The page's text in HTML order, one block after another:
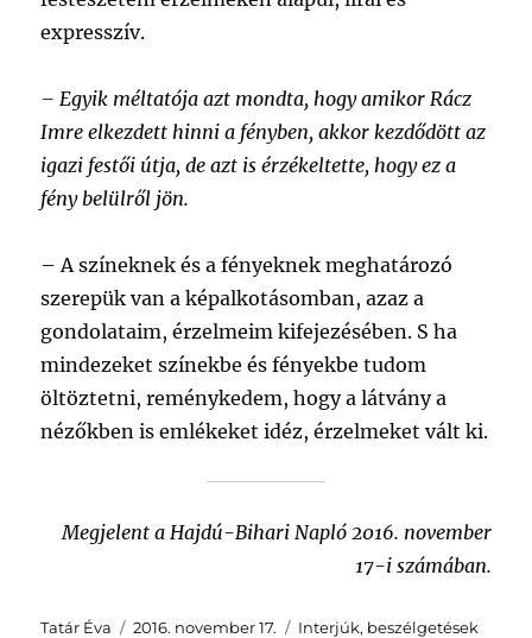
expresszív.
– Egyik méltatója azt mondta, hogy amikor Rácz
Imre elkezdett hinni a fényben, akkor kezdődött az
igazi festői útja, de azt is érzékeltette, hogy ez a
fény belülről jön.
– A színeknek és a fényeknek meghatározó
szerepük van a képalkotásomban, azaz a
gondolataim, érzelmeim kifejezésében. S ha
mindezeket színekbe és fényekbe tudom
öltöztetni, reménykedem, hogy a látvány a
nézőkben is emlékeket idéz, érzelmeket vált ki.
Megjelent a Hajdú-Bihari Napló 2016. november
17-i számában.
Szerző
Tatár Éva Közzétéve
2016. november 17. Kategória
Interjúk, beszélgetések